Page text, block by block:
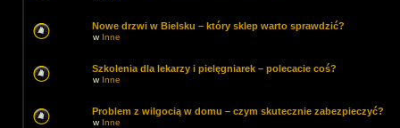
Nowe drzwi w Bielsku – który sklep warto sprawdzić?
w Inne
Szkolenia dla lekarzy i pielęgniarek – polecacie coś?
w Inne
Problem z wilgocią w domu – czym skutecznie zabezpieczyć?
w Inne